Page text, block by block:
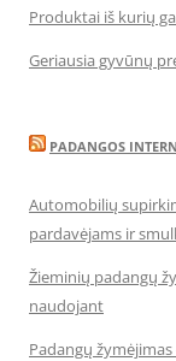
Produktai iš kurių
Geriausia gyvūnų
PADANGOS
Automobilių
pardavėjams ir
Žieminių padangų
naudojant
Padangų